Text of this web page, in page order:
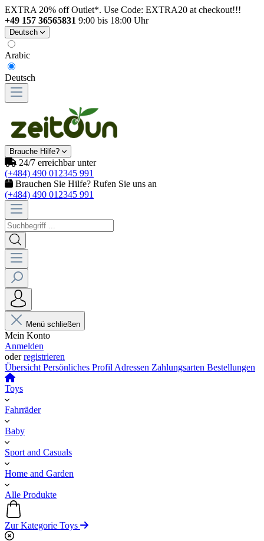
EXTRA 20% off Outlet*. Use Code: EXTRA20 at checkout!!!
+49 157 36565831 9:00 bis 18:00 Uhr
Deutsch
Arabic
Deutsch
Brauche Hilfe?
24/7 erreichbar unter
(+484) 490 012345 991
Brauchen Sie Hilfe? Rufen Sie uns an
(+484) 490 012345 991
Menü schließen
Mein Konto
Anmelden
oderregistrieren
Übersicht Persönliches Profil Adressen Zahlungsarten Bestellungen
Toys
Fahrräder
Baby
Sport and Casuals
Home and Garden
Alle Produkte
Zur Kategorie Toys